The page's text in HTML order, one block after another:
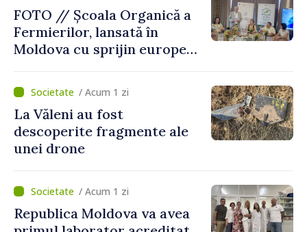
FOTO // Școala Organică a
Fermierilor, lansată în
Moldova cu sprijin european
agriculturii durabile
/ Acum 1 zi
La Văleni au fost
descoperite fragmente ale
unei drone
/ Acum 1 zi
Republica Moldova va avea